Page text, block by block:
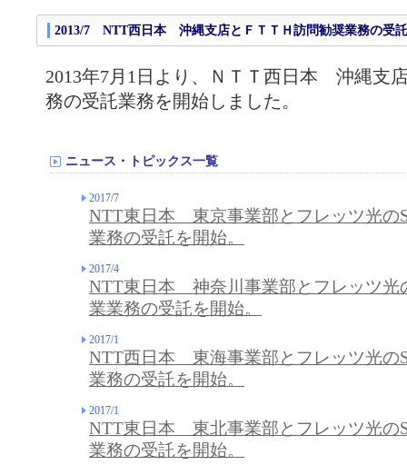
2013/7 NTT西日本 沖縄支店とＦＴＴＨ訪問勧奨業務の受
2013年7月1日より、ＮＴＴ西日本 沖縄支
務の受託業務を開始しました。
ニュース・トピックス一覧
2017/7
NTT東日本 東京事業部とフレッツ光の
業務の受託を開始。
2017/4
NTT東日本 神奈川事業部とフレッツ光
業業務の受託を開始。
2017/1
NTT西日本 東海事業部とフレッツ光の
業務の受託を開始。
2017/1
NTT東日本 東北事業部とフレッツ光の
業務の受託を開始。